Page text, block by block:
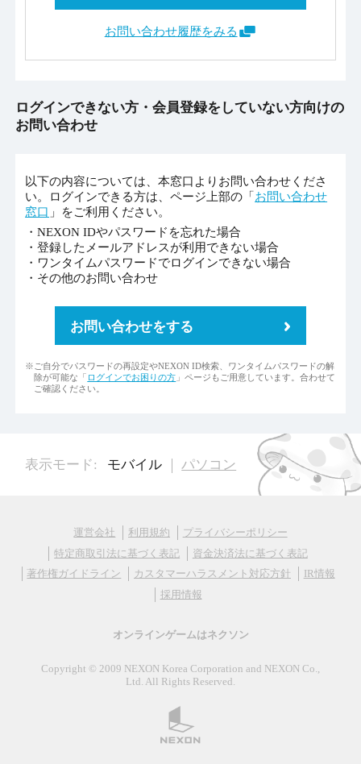
お問い合わせ履歴をみる
ログインできない方・会員登録をしていない方向けの
お問い合わせ
以下の内容については、本窓口よりお問い合わせくださ
い。ログインできる方は、ページ上部の「 お問い合わせ
窓口 」をご利用ください。
・NEXON IDやパスワードを忘れた場合
・登録したメールアドレスが利用できない場合
・ワンタイムパスワードでログインできない場合
・その他のお問い合わせ
お問い合わせをする
※ご自分でパスワードの再設定やNEXON ID検索、ワンタイムパスワードの解
除が可能な「 ログインでお困りの方 」ページもご用意しています。合わせて
ご確認ください。
表示モード: モバイル パソコン
運営会社 利用規約
プライバシーポリシー
特定商取引法に基づく表記
資金決済法に基づく表記
著作権ガイドライン
カスタマーハラスメント対応方針
IR情報
採用情報
オンラインゲームはネクソン
Copyright © 2009 NEXON Korea Corporation and NEXON Co.,
Ltd. All Rights Reserved.